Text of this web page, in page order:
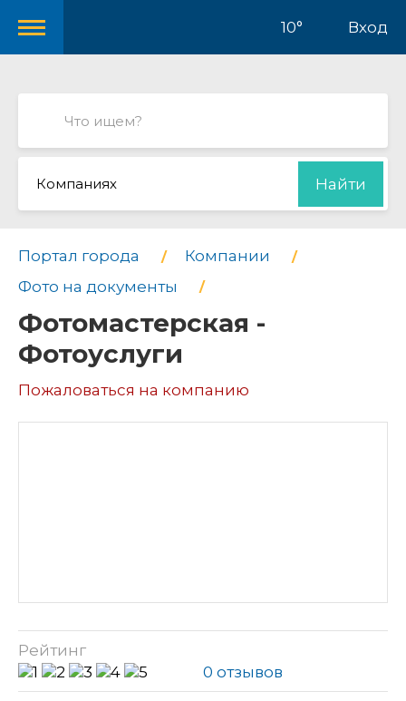
10° Вход
Компаниях Найти
Портал города
Компании
Фото на документы
Фотомастерская -
Фотоуслуги
Пожаловаться на компанию
Рейтинг
0 отзывов